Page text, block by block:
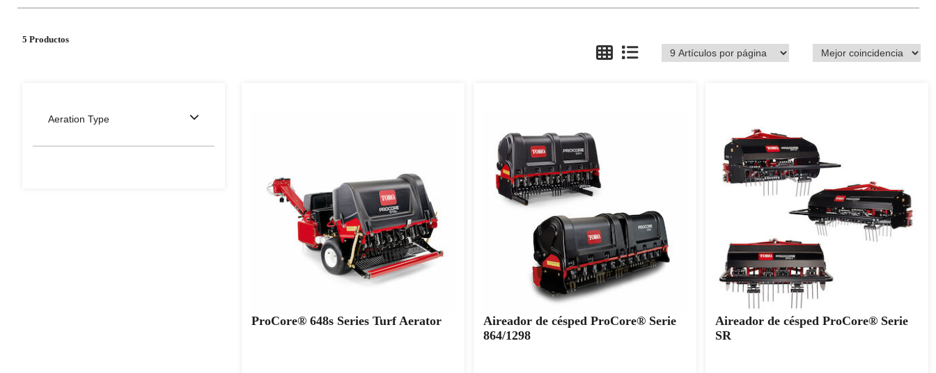
5 Productos
Aeration Type
ProCore® 648s Series Turf Aerator
Aireador de césped ProCore® Serie
864/1298
Aireador de césped ProCore® Serie
SR